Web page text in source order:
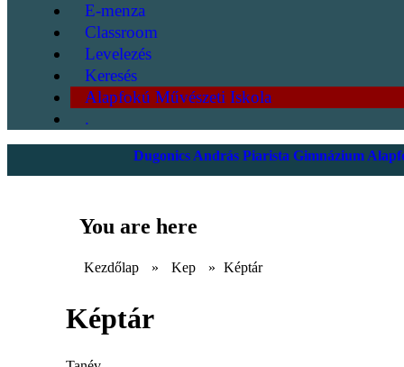
E-menza
Classroom
Levelezés
Keresés
Alapfokú Művészeti Iskola
.
Dugonics András Piarista Gimnázium
You are here
Kezdőlap » Kep » Képtár
Képtár